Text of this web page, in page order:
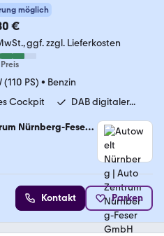
möglich
€
ggf. zzgl. Lieferkosten
(110 PS) • Benzin
Cockpit DAB digitaler...
Nürnberg-Feser
Kontakt Parken